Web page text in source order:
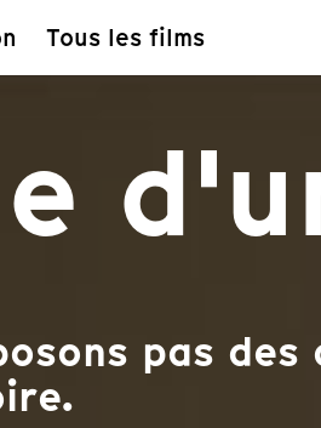
Tous les films
pas